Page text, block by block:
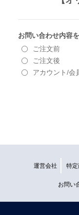
運営会社 特
お問い